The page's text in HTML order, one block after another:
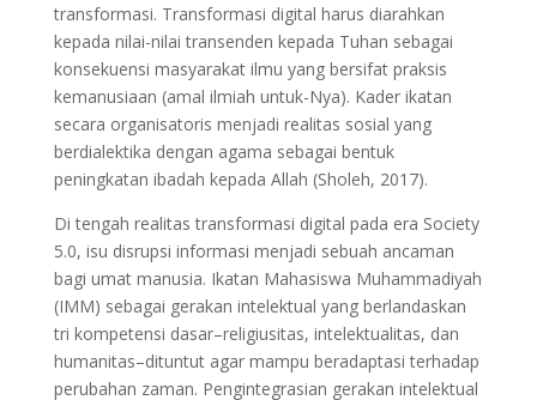
transformasi. Transformasi digital harus diarahkan
kepada nilai-nilai transenden kepada Tuhan sebagai
konsekuensi masyarakat ilmu yang bersifat praksis
kemanusiaan (amal ilmiah untuk-Nya). Kader ikatan
secara organisatoris menjadi realitas sosial yang
berdialektika dengan agama sebagai bentuk
peningkatan ibadah kepada Allah (Sholeh, 2017).
Di tengah realitas transformasi digital pada era Society
5.0, isu disrupsi informasi menjadi sebuah ancaman
bagi umat manusia. Ikatan Mahasiswa Muhammadiyah
(IMM) sebagai gerakan intelektual yang berlandaskan
tri kompetensi dasar–religiusitas, intelektualitas, dan
humanitas–dituntut agar mampu beradaptasi terhadap
perubahan zaman. Pengintegrasian gerakan intelektual